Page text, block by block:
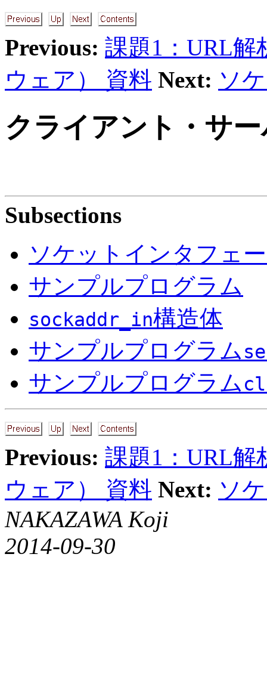
Previous: 課題1：URL解
ウェア） 資料 Next: ソ
クライアント・サ
Subsections
ソケットインタフェ
サンプルプログラム
sockaddr_in構造体
サンプルプログラム
サンプルプログラム
Previous: 課題1：URL解
ウェア） 資料 Next: ソ
NAKAZAWA Koji
2014-09-30